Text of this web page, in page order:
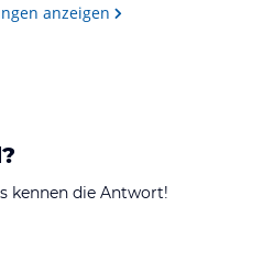
anzeigen
kennen die Antwort!